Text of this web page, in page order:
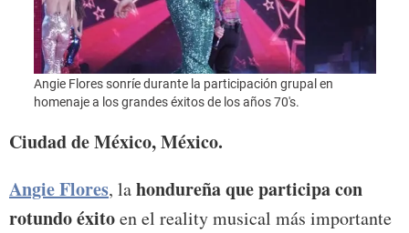
Angie Flores sonríe durante la participación grupal en
homenaje a los grandes éxitos de los años 70's.
Ciudad de México, México.
Angie Flores, lahondureña que participa con
rotundo éxitoen el reality musical más importante